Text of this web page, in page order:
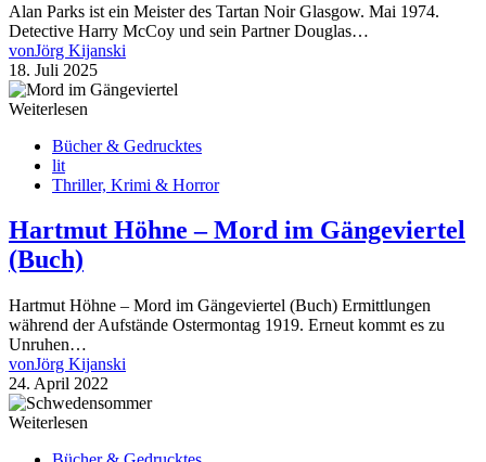
Alan Parks ist ein Meister des Tartan Noir Glasgow. Mai 1974.
Detective Harry McCoy und sein Partner Douglas…
vonJörg Kijanski
18. Juli 2025
Weiterlesen
Bücher & Gedrucktes
lit
Thriller, Krimi & Horror
Hartmut Höhne – Mord im Gängeviertel
(Buch)
Hartmut Höhne – Mord im Gängeviertel (Buch) Ermittlungen
während der Aufstände Ostermontag 1919. Erneut kommt es zu
Unruhen…
vonJörg Kijanski
24. April 2022
Weiterlesen